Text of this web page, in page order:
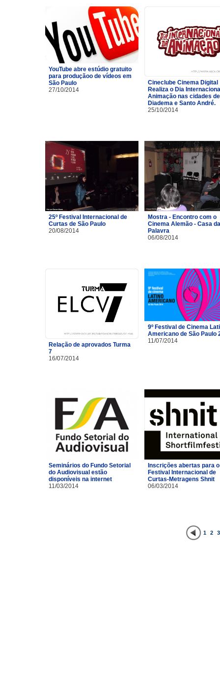
YouTube abre estúdio gratuito
para produçãoo de vídeos em
São Paulo
27/10/2014
Cineclube Cinema Digital
Realiza o Dia
Animação nas cidades de
Diadema e Santo André.
25/10/2014
25º Festival Internacional de
Curtas de São Paulo
20/08/2014
Mostra - Encontro com o
Cinema Alemão - Casa da
Palavra
06/08/2014
Relação de aprovados Turma
7
16/07/2014
9º Festival de Cinema
Americano de São Paulo
11/07/2014
Seminários do Fundo Setorial
do Audiovisual estão
disponíveis na internet
11/03/2014
Inscrições abertas para o
Festival Internacional de
Curtas-Metragens Shnit
06/03/2014
1 2 3